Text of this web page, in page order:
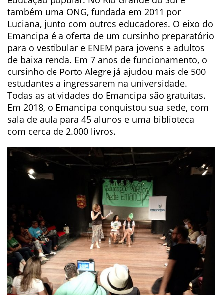
também uma ONG, fundada em 2011 por
Luciana, junto com outros educadores. O eixo do
Emancipa é a oferta de um cursinho preparatório
para o vestibular e ENEM para jovens e adultos
de baixa renda. Em 7 anos de funcionamento, o
cursinho de Porto Alegre já ajudou mais de 500
estudantes a ingressarem na universidade.
Todas as atividades do Emancipa são gratuitas.
Em 2018, o Emancipa conquistou sua sede, com
sala de aula para 45 alunos e uma biblioteca
com cerca de 2.000 livros.